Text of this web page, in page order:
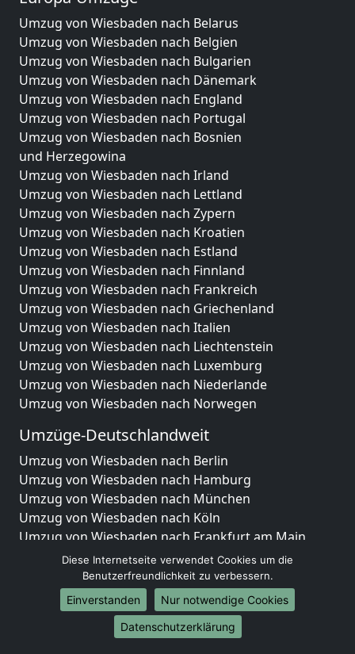
Umzug von Wiesbaden nach Belarus
Umzug von Wiesbaden nach Belgien
Umzug von Wiesbaden nach Bulgarien
Umzug von Wiesbaden nach Dänemark
Umzug von Wiesbaden nach England
Umzug von Wiesbaden nach Portugal
Umzug von Wiesbaden nach Bosnien
und Herzegowina
Umzug von Wiesbaden nach Irland
Umzug von Wiesbaden nach Lettland
Umzug von Wiesbaden nach Zypern
Umzug von Wiesbaden nach Kroatien
Umzug von Wiesbaden nach Estland
Umzug von Wiesbaden nach Finnland
Umzug von Wiesbaden nach Frankreich
Umzug von Wiesbaden nach Griechenland
Umzug von Wiesbaden nach Italien
Umzug von Wiesbaden nach Liechtenstein
Umzug von Wiesbaden nach Luxemburg
Umzug von Wiesbaden nach Niederlande
Umzug von Wiesbaden nach Norwegen
Umzüge-Deutschlandweit
Umzug von Wiesbaden nach Berlin
Umzug von Wiesbaden nach Hamburg
Umzug von Wiesbaden nach München
Umzug von Wiesbaden nach Köln
Umzug von Wiesbaden nach Frankfurt am Main
Umzug von Wiesbaden nach Stuttgart
Umzug von Wiesbaden nach Düsseldorf
Umzug von Wiesbaden nach Leipzig
Umzug von Wiesbaden nach Dortmund
Umzug von Wiesbaden nach Essen
Diese Internetseite verwendet Cookies um die
Benutzerfreundlichkeit zu verbessern.
Einverstanden
Nur notwendige Cookies
Datenschutzerklärung